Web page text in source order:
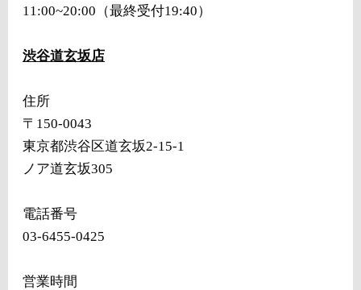
11:00~20:00（最終受付19:40）
渋谷道玄坂店
住所
〒150-0043
東京都渋谷区道玄坂2-15-1
ノア道玄坂305
電話番号
03-6455-0425
営業時間